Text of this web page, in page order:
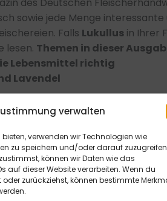
verwalten
verwenden wir Technologien wie
zu speichern und/oder darauf
können wir Daten wie das
auf dieser Website verarbeiten. Wenn du
zurückziehst, können bestimmte
sowie jede Menge interessante
Falls Lukullus in Ihrer
lesen. Themen in dieser
Lebensmittel richtig
Lavendel